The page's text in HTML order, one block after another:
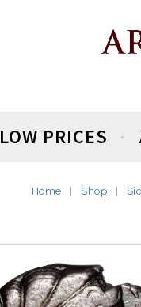
LOW PRICES
Home Shop